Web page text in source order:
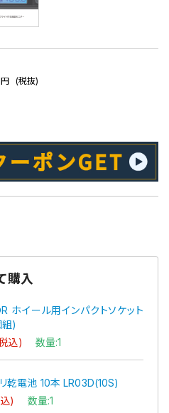
円 (税抜)
購入
ホイール用インパクトソケット
組)
込) 数量:1
乾電池 10本 LR03D(10S)
込) 数量:1